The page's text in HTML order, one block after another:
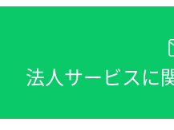
法人サービスに